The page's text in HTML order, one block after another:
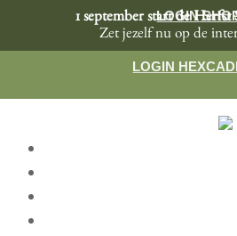
LOGIN
1 september start de Herfst
Zet jezelf nu op de
LOGIN